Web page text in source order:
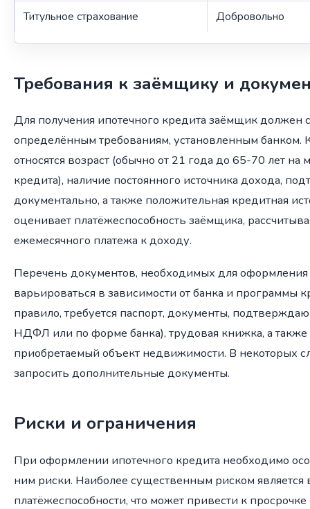
Титульное страхование Добровольно
Требования к заёмщику и
Для получения ипотечного кредита заёмщик должен
определённым требованиям, установленным банком.
относятся возраст (обычно от 21 года до 65-70 лет
кредита), наличие постоянного источника дохода,
документально, а также положительная кредитная
оценивает платёжеспособность заёмщика,
ежемесячного платежа к доходу.
Перечень документов, необходимых для
варьироваться в зависимости от банка и программы
правило, требуется паспорт, документы,
НДФЛ или по форме банка), трудовая книжка, а
приобретаемый объект недвижимости. В некоторых
запросить дополнительные документы.
Риски и ограничения
При оформлении ипотечного кредита необходимо
ним риски. Наиболее существенным риском является
платёжеспособности, что может привести к